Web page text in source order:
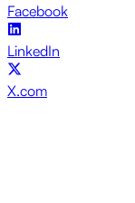
Facebook
LinkedIn
X.com